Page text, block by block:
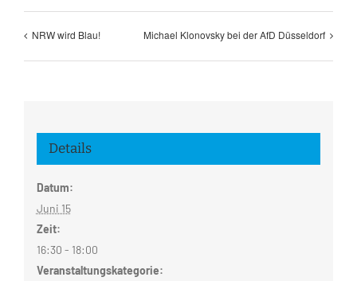
NRW wird Blau! Michael Klonovsky bei der AfD Düsseldorf
Details
Datum:
Juni 15
Zeit:
16:30 - 18:00
Veranstaltungskategorie: